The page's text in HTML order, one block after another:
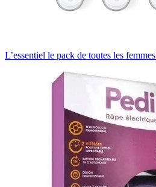
L’essentiel le pack de toutes les femmes